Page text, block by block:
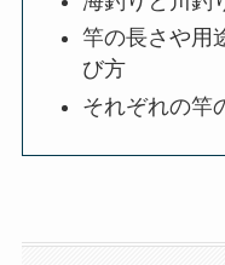
竿の長さや用
び方
それぞれの竿